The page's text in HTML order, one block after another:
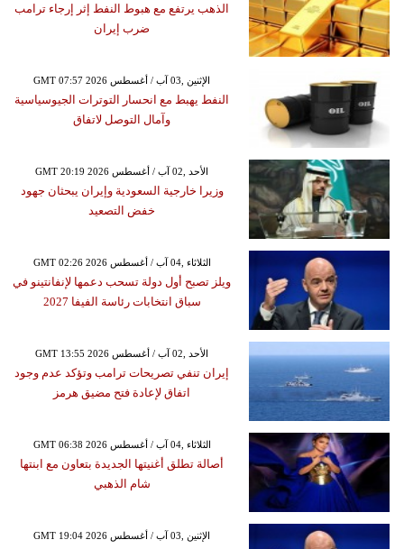
الذهب يرتفع مع هبوط النفط إثر إرجاء ترامب
ضرب إيران
GMT 07:57 2026 الإثنين ,03 آب / أغسطس
النفط يهبط مع انحسار التوترات الجيوسياسية
وآمال التوصل لاتفاق
GMT 20:19 2026 الأحد ,02 آب / أغسطس
وزيرا خارجية السعودية وإيران يبحثان جهود
خفض التصعيد
GMT 02:26 2026 الثلاثاء ,04 آب / أغسطس
ويلز تصبح أول دولة تسحب دعمها لإنفانتينو في
سباق انتخابات رئاسة الفيفا 2027
GMT 13:55 2026 الأحد ,02 آب / أغسطس
إيران تنفي تصريحات ترامب وتؤكد عدم وجود
اتفاق لإعادة فتح مضيق هرمز
GMT 06:38 2026 الثلاثاء ,04 آب / أغسطس
أصالة تطلق أغنيتها الجديدة بتعاون مع ابنتها
شام الذهبي
GMT 19:04 2026 الإثنين ,03 آب / أغسطس